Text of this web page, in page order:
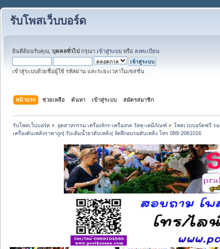
รับโพสเว็บบอร์ด
ยินดีต้อนรับคุณ, บุคคลทั่วไป กรุณา เข้าสู่ระบบ หรือ ลงทะเบียน
เข้าสู่ระบบด้วยชื่อผู้ใช้ รหัสผ่าน และระยะเวลาในเซสชั่น
หน้าแรก ช่วยเหลือ ค้นหา เข้าสู่ระบบ สมัครสมาชิก
รับโพสเว็บบอร์ด » อุตสาหกรรม เครื่องจักร-เครื่องกล วัสดุ-เคมีภัณฑ์ » โพสเวบบอร์ดฟรี รอ
เครื่องดับเพลิงราคาถูก| รับเติมน้ำยาดับเพลิง| จัดฝึกอบรมดับเพลิง โทร 089-2061016